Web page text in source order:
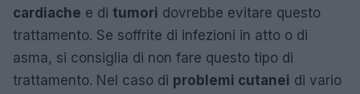
cardiache e di tumori dovrebbe evitare questo
trattamento. Se soffrite di infezioni in atto o di
asma, si consiglia di non fare questo tipo di
trattamento. Nel caso di problemi cutanei di vario